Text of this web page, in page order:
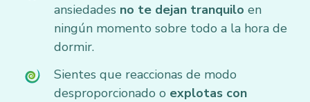
ansiedades no te dejan tranquilo en
ningún momento sobre todo a la hora de
dormir.
Sientes que reaccionas de modo
desproporcionado o explotas con